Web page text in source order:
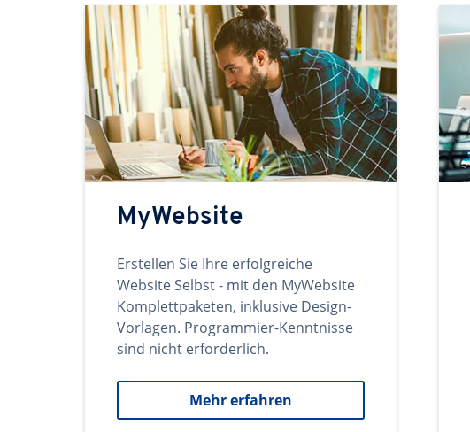
MyWebsite
Erstellen Sie Ihre erfolgreiche
Website Selbst - mit den MyWebsite
Komplettpaketen, inklusive Design-
Vorlagen. Programmier-Kenntnisse
sind nicht erforderlich.
Mehr erfahren